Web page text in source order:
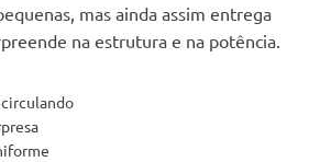
mas ainda assim entrega
na estrutura e na potência.